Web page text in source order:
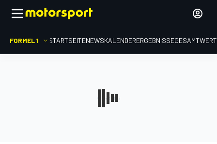
FORMEL 1 STARTSEITENEWSKALENDERERGEBNISSE